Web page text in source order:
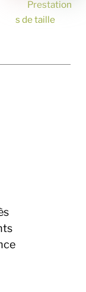
Prestation
s de taille